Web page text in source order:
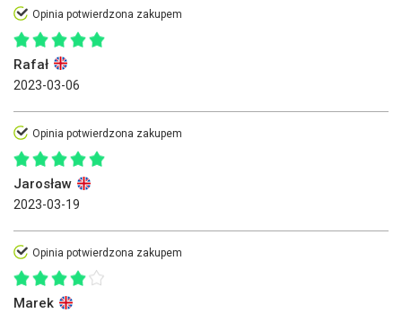
Opinia potwierdzona zakupem
Rafał
2023-03-06
Opinia potwierdzona zakupem
Jarosław
2023-03-19
Opinia potwierdzona zakupem
Marek